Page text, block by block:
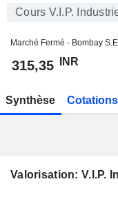
Cours V.I.P.
Marché Fermé - Bombay
315,35 INR
Synthèse Cotations
Valorisation: V.I.P.